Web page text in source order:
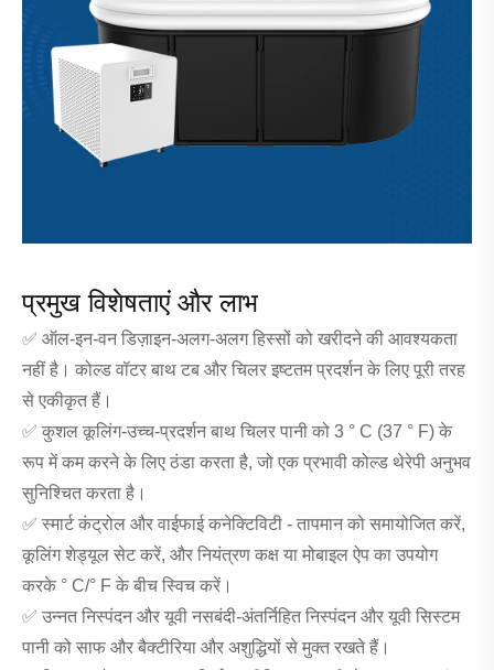
प्रमुख विशेषताएं और लाभ
✅ ऑल-इन-वन डिज़ाइन-अलग-अलग हिस्सों को खरीदने की आवश्यकता
नहीं है। कोल्ड वॉटर बाथ टब और चिलर इष्टतम प्रदर्शन के लिए पूरी तरह
से एकीकृत हैं।
✅ कुशल कूलिंग-उच्च-प्रदर्शन बाथ चिलर पानी को 3 ° C (37 ° F) के
रूप में कम करने के लिए ठंडा करता है, जो एक प्रभावी कोल्ड थेरेपी अनुभव
सुनिश्चित करता है।
✅ स्मार्ट कंट्रोल और वाईफाई कनेक्टिविटी - तापमान को समायोजित करें,
कूलिंग शेड्यूल सेट करें, और नियंत्रण कक्ष या मोबाइल ऐप का उपयोग
करके ° C/° F के बीच स्विच करें।
✅ उन्नत निस्पंदन और यूवी नसबंदी-अंतर्निहित निस्पंदन और यूवी सिस्टम
पानी को साफ और बैक्टीरिया और अशुद्धियों से मुक्त रखते हैं।